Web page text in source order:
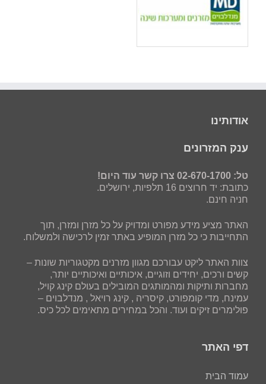
אודותינו
ענק המזרונים
טל: 02-670-1700 צרו קשר עוד היום!
כתובת: יד חרוצים 16 תלפיות, ירושלים.
חניה חינם.
האתר מציע מידע מפורט ומדויק על כל מזרן ומזרן, תוך
התחייבות כי כל מזרן המופיע באתר זמין לרכישה ולמשלוח.
צוות האתר ליקט עבורכם מגוון מזרנים מקטגוריות שונות –
קשים ורכים, יחידים וזוגיים, איכותיים ואיכותיים יותר,
מחברות ותיקות ומהמותגים המובילים בעולם קינג קויל,
עמינח, מדי קומפורט, קיסריה , קינג רויאל , מנדלבוים –
פולימרים זיקים ועוד. והכל במחירים מתאימים לכל כיס.
דפי האתר
עמוד הבית